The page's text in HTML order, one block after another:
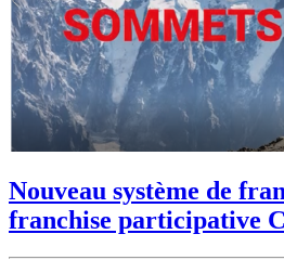
Nouveau système de
franchise participative